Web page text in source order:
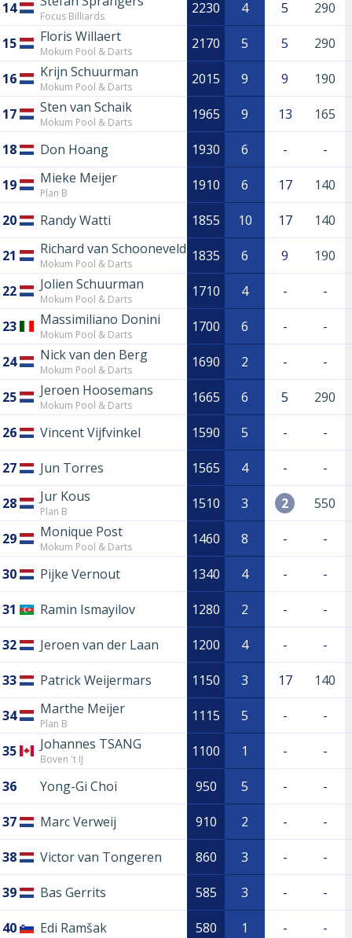
14 Focus Billiards 2230 4 5 290
15 Floris Willaert
Mokum Pool & Darts 2170 5 5 290
16 Krijn Schuurman
Mokum Pool & Darts 2015 9 9 190
17 Sten van Schaik
Mokum Pool & Darts 1965 9 13 165
18 Don Hoang 1930 6 - -
19 Mieke Meijer
Plan B 1910 6 17 140
20 Randy Watti 1855 10 17 140
21 Richard van Schooneveld
Mokum Pool & Darts 1835 6 9 190
22 Jolien Schuurman
Mokum Pool & Darts 1710 4 - -
23 Massimiliano Donini
Mokum Pool & Darts 1700 6 - -
24 Nick van den Berg
Mokum Pool & Darts 1690 2 - -
25 Jeroen Hoosemans
Mokum Pool & Darts 1665 6 5 290
26 Vincent Vijfvinkel 1590 5 - -
27 Jun Torres 1565 4 - -
28 Jur Kous
Plan B 1510 3 2 550
29 Monique Post
Mokum Pool & Darts 1460 8 - -
30 Pijke Vernout 1340 4 - -
31 Ramin Ismayilov 1280 2 - -
32 Jeroen van der Laan 1200 4 - -
33 Patrick Weijermars 1150 3 17 140
34 Marthe Meijer
Plan B 1115 5 - -
35 Johannes TSANG
Boven 't IJ 1100 1 - -
36 Yong-Gi Choi 950 5 - -
37 Marc Verweij 910 2 - -
38 Victor van Tongeren 860 3 - -
39 Bas Gerrits 585 3 - -
40 Edi Ramšak 580 1 - -